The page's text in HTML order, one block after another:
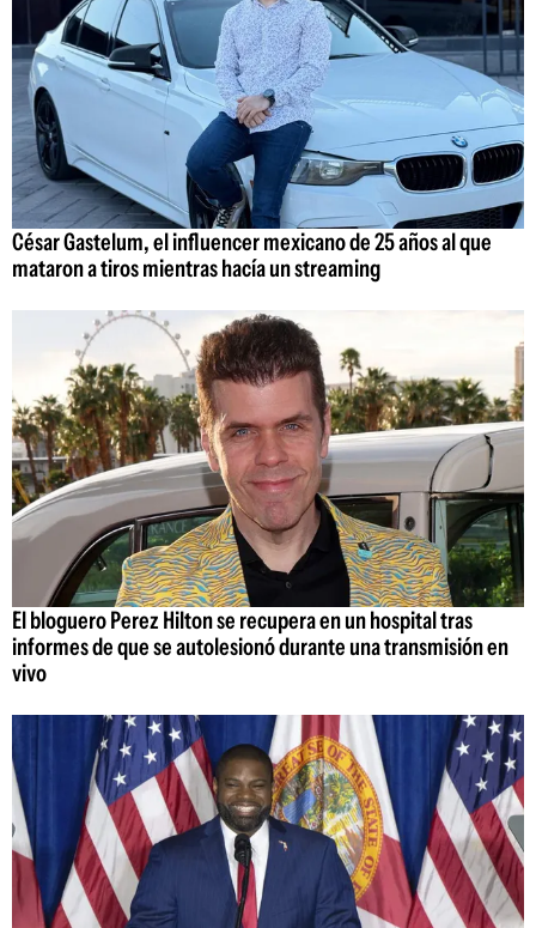
César Gastelum, el influencer mexicano de 25 años al que
mataron a tiros mientras hacía un streaming
El bloguero Perez Hilton se recupera en un hospital tras
informes de que se autolesionó durante una transmisión en
vivo